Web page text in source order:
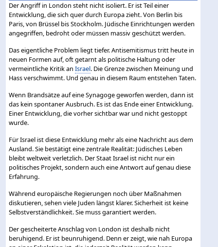
Der Angriff in London steht nicht isoliert. Er ist Teil einer
Entwicklung, die sich quer durch Europa zieht. Von Berlin bis
Paris, von Brüssel bis Stockholm. Jüdische Einrichtungen werden
angegriffen, bedroht oder müssen massiv geschützt werden.
Das eigentliche Problem liegt tiefer. Antisemitismus tritt heute in
neuen Formen auf, oft getarnt als politische Haltung oder
vermeintliche Kritik anIsrael. Die Grenze zwischen Meinung und
Hass verschwimmt. Und genau in diesem Raum entstehen Taten.
Wenn Brandsätze auf eine Synagoge geworfen werden, dann ist
das kein spontaner Ausbruch. Es ist das Ende einer Entwicklung.
Einer Entwicklung, die vorher sichtbar war und nicht gestoppt
wurde.
Für Israel ist diese Entwicklung mehr als eine Nachricht aus dem
Ausland. Sie bestätigt eine zentrale Realität: Jüdisches Leben
bleibt weltweit verletzlich. Der Staat Israel ist nicht nur ein
politisches Projekt, sondern auch eine Antwort auf genau diese
Erfahrung.
Während europäische Regierungen noch über Maßnahmen
diskutieren, sehen viele Juden längst klarer. Sicherheit ist keine
Selbstverständlichkeit. Sie muss garantiert werden.
Der gescheiterte Anschlag von London ist deshalb nicht
beruhigend. Er ist beunruhigend. Denn er zeigt, wie nah Europa